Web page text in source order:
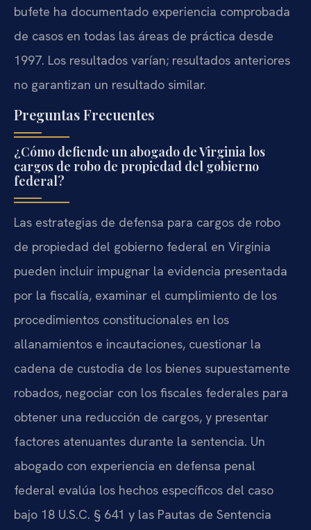
bufete ha documentado experiencia comprobada
de casos en todas las áreas de práctica desde
1997. Los resultados varían; resultados anteriores
no garantizan un resultado similar.
Preguntas Frecuentes
¿Cómo defiende un abogado de Virginia los
cargos de robo de propiedad del gobierno
federal?
Las estrategias de defensa para cargos de robo
de propiedad del gobierno federal en Virginia
pueden incluir impugnar la evidencia presentada
por la fiscalía, examinar el cumplimiento de los
procedimientos constitucionales en los
allanamientos e incautaciones, cuestionar la
cadena de custodia de los bienes supuestamente
robados, negociar con los fiscales federales para
obtener una reducción de cargos, y presentar
factores atenuantes durante la sentencia. Un
abogado con experiencia en defensa penal
federal evalúa los hechos específicos del caso
bajo 18 U.S.C. § 641 y las Pautas de Sentencia